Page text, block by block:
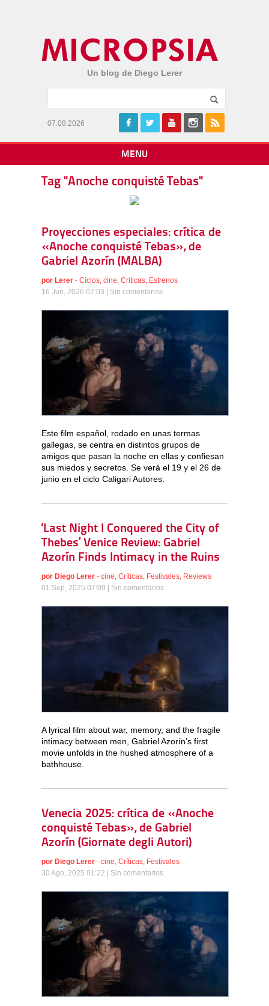
Un blog de Diego Lerer
07.08.2026
MENU
Tag "Anoche conquisté Tebas"
Proyecciones especiales: crítica de
«Anoche conquisté Tebas», de
Gabriel Azorín (MALBA)
por Lerer - Ciclos, cine, Críticas, Estrenos
16 Jun, 2026 07:03 | Sin comentarios
Este film español, rodado en unas termas
gallegas, se centra en distintos grupos de
amigos que pasan la noche en ellas y confiesan
sus miedos y secretos. Se verá el 19 y el 26 de
junio en el ciclo Caligari Autores.
‘Last Night I Conquered the City of
Thebes’ Venice Review: Gabriel
Azorín Finds Intimacy in the Ruins
por Diego Lerer - cine, Críticas, Festivales, Reviews
01 Sep, 2025 07:09 | Sin comentarios
A lyrical film about war, memory, and the fragile
intimacy between men, Gabriel Azorín’s first
movie unfolds in the hushed atmosphere of a
bathhouse.
Venecia 2025: crítica de «Anoche
conquisté Tebas», de Gabriel
Azorín (Giornate degli Autori)
por Diego Lerer - cine Críticas Festivales
30 Ago, 2025 01:22 | Sin comentarios